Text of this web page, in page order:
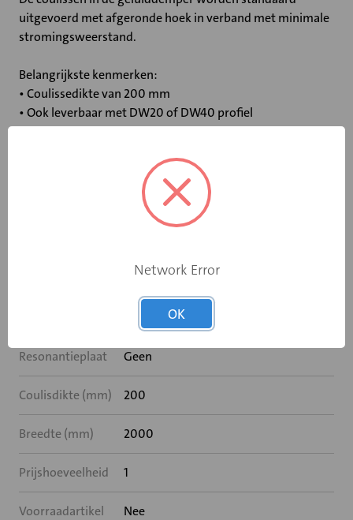
uitgevoerd met afgeronde hoek in verband met minimale
stromingsweerstand.
Belangrijkste kenmerken:
• Coulissedikte van 200 mm
• Ook leverbaar met DW20 of DW40 profiel
• Niet-brandbaar volgens DIN 4102
• Maximale bedrijfstemperatuur: 100 ˚C
• Tussenvoegdempingen, stromingsgeluid en drukverlies
gemeten volgens DIN 45646 (ISO 7235)
Resonantieplaat Geen
Coulisdikte (mm) 200
Breedte (mm) 2000
Prijshoeveelheid 1
Voorraadartikel Nee
Network Error
OK